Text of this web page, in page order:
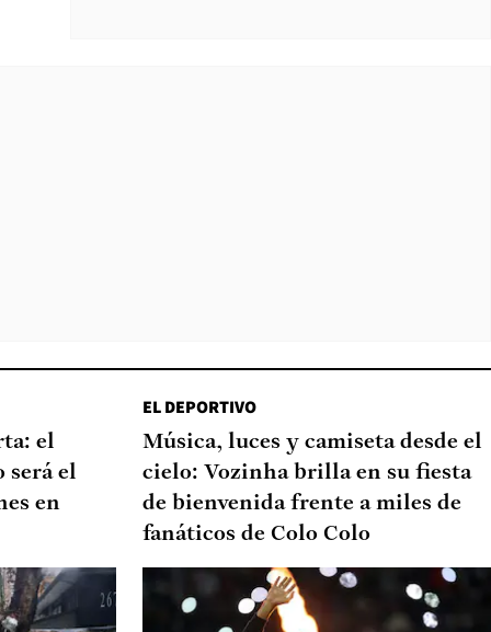
el
será el
en
EL DEPORTIVO
Música, luces y camiseta desde el
cielo: Vozinha brilla en su fiesta
de bienvenida frente a miles de
fanáticos de Colo Colo